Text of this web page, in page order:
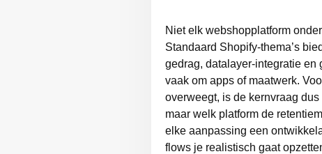
Niet elk webshopplatform
Standaard Shopify-thema’s
gedrag, datalayer-integratie en
vaak om apps of maatwerk.
overweegt, is de kernvraag
maar welk platform de
elke aanpassing een
flows je realistisch gaat